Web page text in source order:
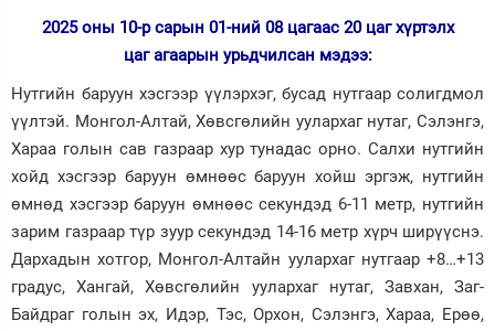
Энтертайнмэнт
2025 оны 10-р сарын 01-ний 08 цагаас 20 цаг хүртэлх
цаг агаарын урьдчилсан мэдээ:
Нутгийн баруун хэсгээр үүлэрхэг, бусад нутгаар солигдмол
үүлтэй. Монгол-Алтай, Хөвсгөлийн уулархаг нутаг, Сэлэнгэ,
Хараа голын сав газраар хур тунадас орно. Салхи нутгийн
хойд хэсгээр баруун өмнөөс баруун хойш эргэж, нутгийн
өмнөд хэсгээр баруун өмнөөс секундэд 6-11 метр, нутгийн
зарим газраар түр зуур секундэд 14-16 метр хүрч ширүүснэ.
Дархадын хотгор, Монгол-Алтайн уулархаг нутгаар +8…+13
градус, Хангай, Хөвсгөлийн уулархаг нутаг, Завхан, Заг-
Байдраг голын эх, Идэр, Тэс, Орхон, Сэлэнгэ, Хараа, Ерөө,